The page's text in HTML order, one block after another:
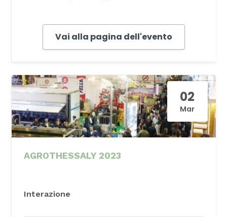
The program is composed of two days of
presentations and debates on the themes of
European strategies in relation to agroecology
Registration page
Programme of the Congress
Vai alla pagina dell'evento
02
Mar
AGROTHESSALY 2023
Interazione